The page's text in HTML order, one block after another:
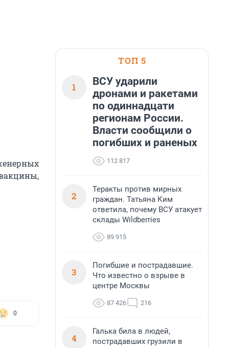
0
ТОП 5
1
ВСУ ударили
дронами и ракетами
по одиннадцати
регионам России.
Власти сообщили о
погибших и раненых
112 817
2
Теракты против мирных
граждан. Татьяна Ким
ответила, почему ВСУ атакует
склады Wildberries
89 915
3
Погибшие и пострадавшие.
Что известно о взрыве в
центре Москвы
87 426 216
4
Галька била в людей,
пострадавших грузили в